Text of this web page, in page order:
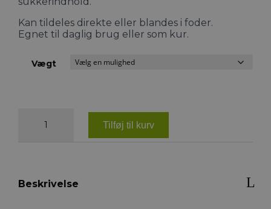
Kan tildeles direkte eller blandes i foder.
Egnet til daglig brug eller som kur.
Vægt
Tilføj til kurv
Beskrivelse